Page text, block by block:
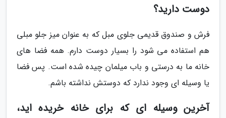
دوست دارید؟
فرش و صندوق قدیمى جلوی مبل که به عنوان میز جلو مبلی
هم استفاده می شود را بسیار دوست دارم. همه فضا های
خانه ما به درستی و باب میلمان چیده شده است. پس فضا
یا وسیله ای وجود ندارد که دوستش نداشته باشم.
آخرین وسیله ای که برای خانه خریده اید،